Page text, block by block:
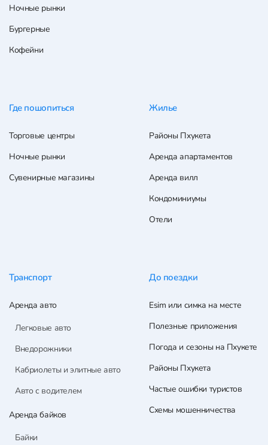
Ночные рынки
Бургерные
Кофейни
Где пошопиться
Торговые центры
Ночные рынки
Сувенирные магазины
Жилье
Районы Пхукета
Аренда апартаментов
Аренда вилл
Кондоминиумы
Отели
Транспорт
Аренда авто
Легковые авто
Внедорожники
Кабриолеты и элитные авто
Авто с водителем
Аренда байков
Байки
До поездки
Esim или симка на месте
Полезные приложения
Погода и сезоны на Пхукете
Районы Пхукета
Частые ошибки туристов
Схемы мошенничества